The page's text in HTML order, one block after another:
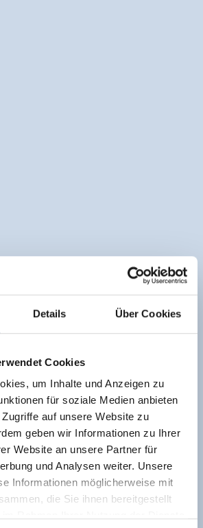
Details Über Cookies
Cookies
um Inhalte und Anzeigen zu
für soziale Medien anbieten
auf unsere Website zu
geben wir Informationen zu Ihrer
Website an unsere Partner für
und Analysen weiter. Unsere
Informationen möglicherweise mit
die Sie ihnen bereitgestellt